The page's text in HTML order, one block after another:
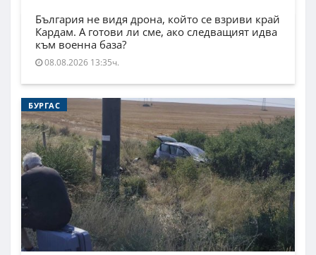
България не видя дрона, който се взриви край
Кардам. А готови ли сме, ако следващият идва
към военна база?
08.08.2026 13:35ч.
БУРГАС